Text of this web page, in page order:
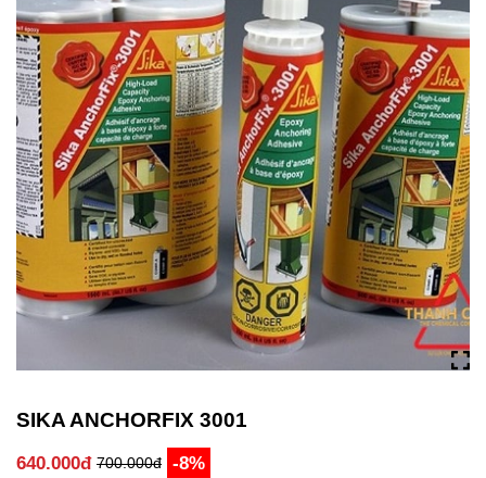
SIKA ANCHORFIX 3001
640.000đ 700.000đ -8%